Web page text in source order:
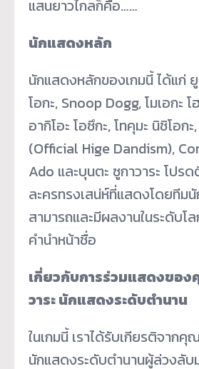
แสนยาวไกลก็คือ……
นักแสดงหลัก
นักแสดงหลักของเกมนี้ ได้แก่
โอกะ, Snoop Dogg, โมเอกะ
อากิโอะ โอซึกะ, โทคุมะ นิชิโอก
(Official Hige Dandism),
Ado และบุนตะ ซูกาวาระ โปร
ละครทรงเสน่ห์ที่แสดงโดยทีม
สามารถและมีผลงานในระดับโ
คำนำหน้าชื่อ
เกี่ยวกับการร่วมแสดงขอ
วาระ นักแสดงระดับตำนาน
ในเกมนี้ เราได้รับเกียรติจากคุ
นักแสดงระดับตำนานผู้ล่วงลั